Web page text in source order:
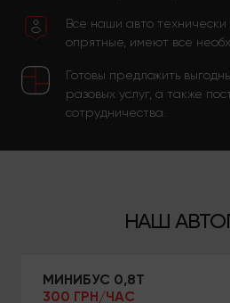
Все наши авто
опрятные, имеют все
Готовы предложить
разовых услуг, а также
сотрудничества.
НАШ
МИНИБУС 0,8Т
300 ГРН/ЧАС